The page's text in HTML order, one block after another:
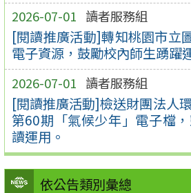
2026-07-01 讀者服務組
[閱讀推廣活動]轉知桃園市立
電子資源，鼓勵校內師生踴躍
2026-07-01 讀者服務組
[閱讀推廣活動]檢送財團法人
第60期「氣候少年」電子檔
讀運用。
依公告類別彙總